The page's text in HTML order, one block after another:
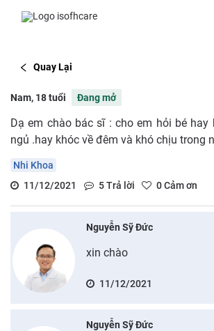
Quay Lại
Nam, 18 tuổi Đang mở
Dạ em chào bác sĩ : cho em hỏi bé
ngủ .hay khóc về đêm và khó chịu trong
Nhi Khoa
11/12/2021
5Trả lời 0Cảm ơn
Nguyễn Sỹ Đức
xin chào
11/12/2021
Nguyễn Sỹ Đức